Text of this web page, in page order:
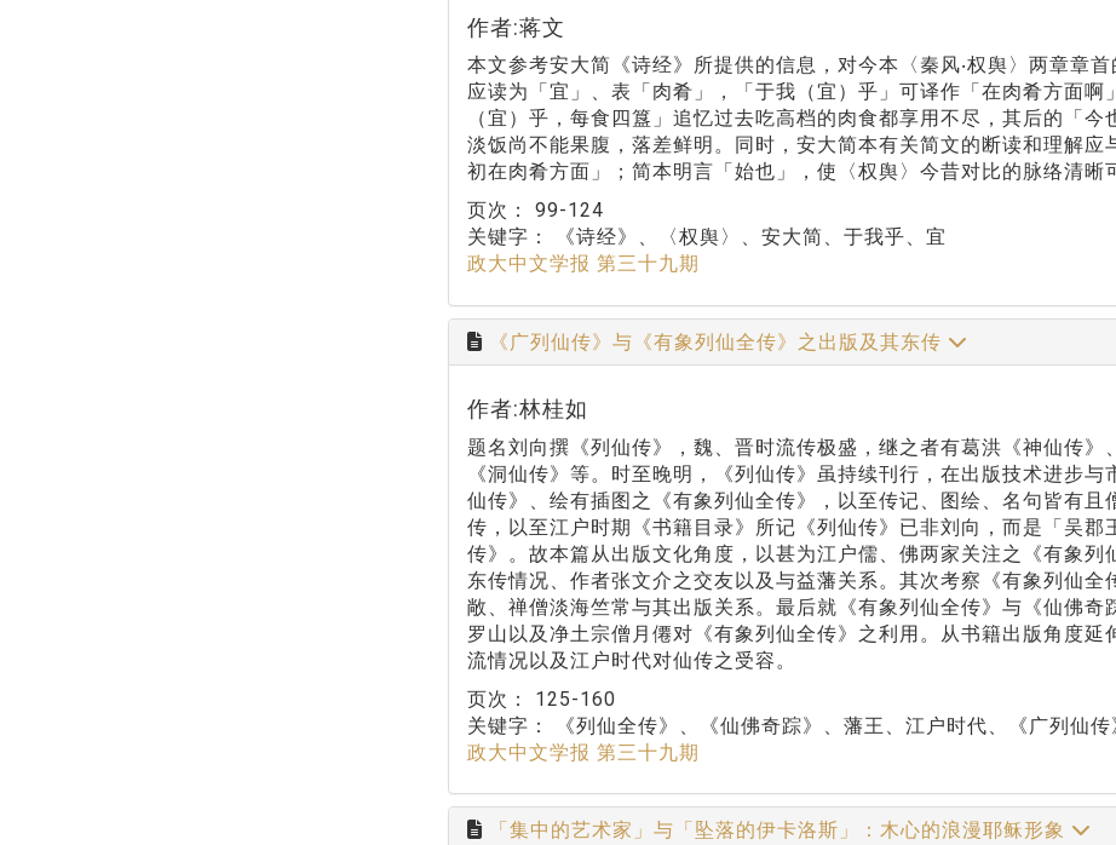
作者:蒋文
本文参考安大简《诗经》所提供的信息，对今本〈秦风‧权舆〉两章章
应读为「宜」、表「肉肴」，「于我（宜）乎」可译作「在肉肴方面
（宜）乎，每食四簋」追忆过去吃高档的肉食都享用不尽，其后的「
淡饭尚不能果腹，落差鲜明。同时，安大简本有关简文的断读和理解
初在肉肴方面」；简本明言「始也」，使〈权舆〉今昔对比的脉络清晰
页次： 99-124
关键字：
《诗经》、〈权舆〉、安大简、于我乎、宜
政大中文学报 第三十九期
《广列仙传》与《有象列仙全传》之出版及其东传
作者:林桂如
题名刘向撰《列仙传》，魏、晋时流传极盛，继之者有葛洪《神仙传》
《洞仙传》等。时至晚明，《列仙传》虽持续刊行，在出版技术进步
仙传》、绘有插图之《有象列仙全传》，以至传记、图绘、名句皆有
传，以至江户时期《书籍目录》所记《列仙传》已非刘向，而是「吴
传》。故本篇从出版文化角度，以甚为江户儒、佛两家关注之《有象列
东传情况、作者张文介之交友以及与益藩关系。其次考察《有象列仙
敞、禅僧淡海竺常与其出版关系。最后就《有象列仙全传》与《仙佛
罗山以及净土宗僧月僊对《有象列仙全传》之利用。从书籍出版角度
流情况以及江户时代对仙传之受容。
页次： 125-160
关键字：
《列仙全传》、《仙佛奇踪》、藩王、江户时代、《广列仙传
政大中文学报 第三十九期
「集中的艺术家」与「坠落的伊卡洛斯」：木心的浪漫耶稣形象